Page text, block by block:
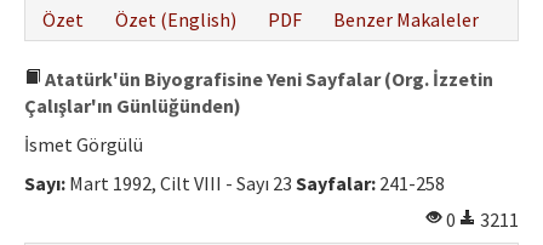
Özet
Özet (English) PDF Benzer Makaleler
Atatürk'ün Biyografisine Yeni Sayfalar (Org. İzzetin
Çalışlar'ın Günlüğünden)
İsmet Görgülü
Sayı: Mart 1992, Cilt VIII - Sayı 23 Sayfalar: 241-258
0
3211